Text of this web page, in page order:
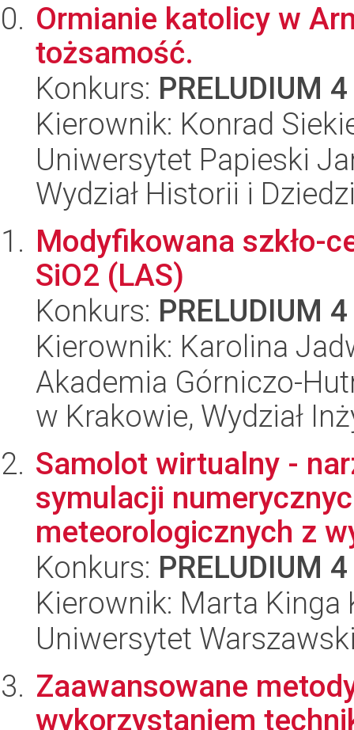
Ormianie katolicy w
tożsamość.
Konkurs: PRELUDIUM 4
Kierownik: Konrad
Uniwersytet Papieski
Wydział Historii i
Modyfikowana szkło-
SiO2 (LAS)
Konkurs: PRELUDIUM 4
Kierownik: Karolina
Akademia Górniczo-
w Krakowie, Wydział
Samolot wirtualny -
symulacji
meteorologicznych z
Konkurs: PRELUDIUM 4
Kierownik: Marta Kinga
Uniwersytet
Zaawansowane
wykorzystaniem